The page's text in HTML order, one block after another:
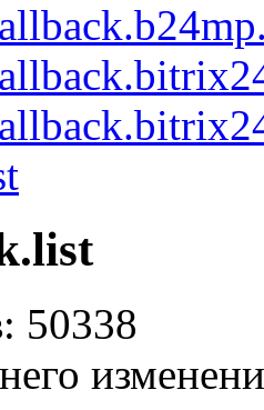
50338